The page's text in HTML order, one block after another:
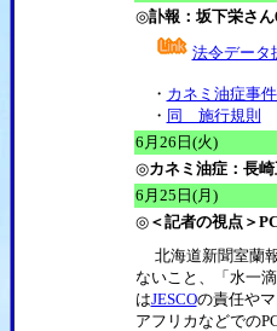
◎訃報：坂下栄さ
法令データ
・ カネミ油症事
・ 同 施行規則
6月26日(火)
◎カネミ油症：長
6月25日(月)
◎＜記者の視点＞
北海道新聞室蘭
ないこと、「水一
はJESCOの責任や
アフリカなどでの